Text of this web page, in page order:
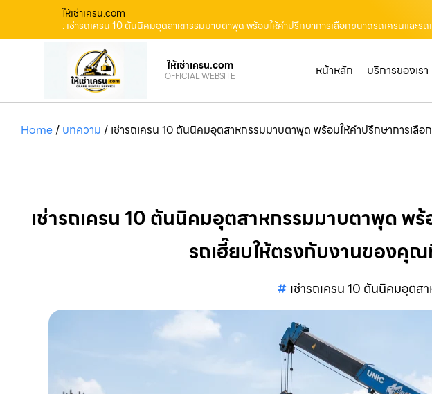
ให้เช่าเครน.com
: เช่ารถเครน 10 ตันนิคมอุตสาหกรรมมาบตาพุด พร้อมให้คำปรึกษาการเลือกขนาดรถเครนและร
ให้เช่าเครน.com
OFFICIAL WEBSITE หน้าหลัก บริการของเรา
Home/ บทความ / เช่ารถเครน 10 ตันนิคมอุตสาหกรรมมาบตาพุด พร้อมให้คำปรึกษาการเลื
เช่ารถเครน 10 ตันนิคมอุตสาหกรรมมาบตาพุด พ
รถเฮี๊ยบให้ตรงกับงานของคุณ
เช่ารถเครน 10 ตันนิคมอุตส